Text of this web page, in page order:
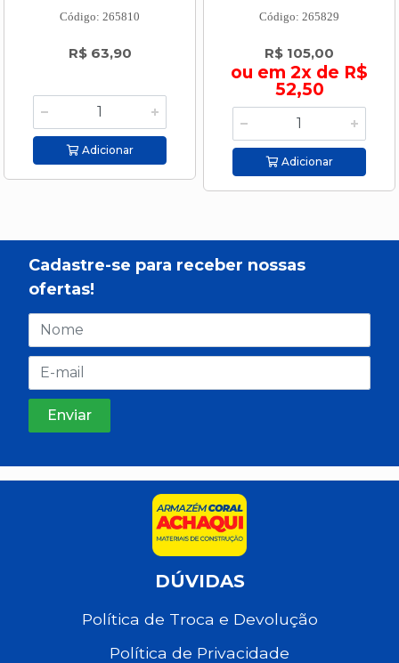
Código: 265810
R$ 63,90
Adicionar
Código: 265829
R$ 105,00
ou em 2x de R$
52,50
Adicionar
Cadastre-se para receber nossas
ofertas!
DÚVIDAS
Política de Troca e Devolução
Política de Privacidade